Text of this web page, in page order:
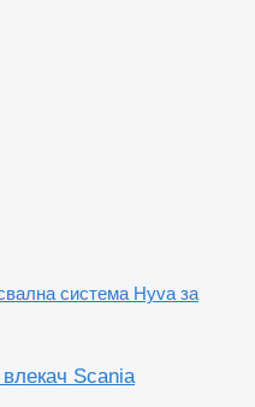
система Hyva за
Scania